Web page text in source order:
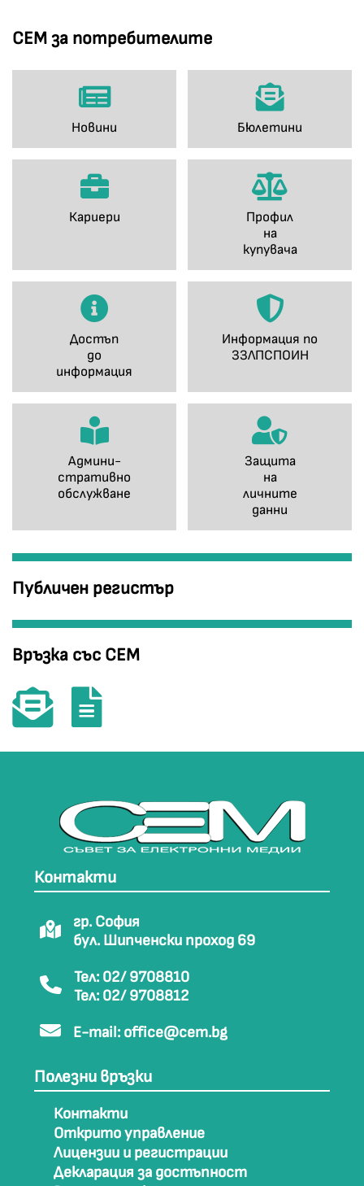
СЕМ за потребителите
Новини Бюлетини
Кариери
Профил
на
купувача
Достъп
до
информация
Информация по
ЗЗЛПСПОИН
Админи-
стративно
обслужване
Защита
на
личните
данни
Публичен регистър
Връзка със СЕМ
Контакти
гр. София
бул. Шипченски проход 69
Тел: 02/ 9708810
Тел: 02/ 9708812
E-mail: office@cem.bg
Полезни връзки
Контакти
Открито управление
Лицензии и регистрации
Декларация за достъпност